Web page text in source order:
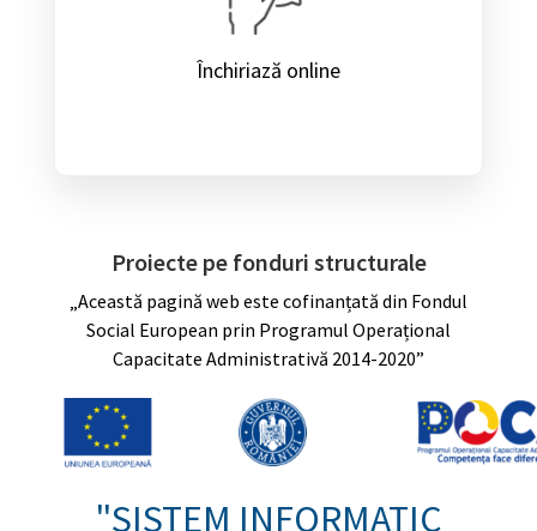
Închiriază online
Proiecte pe fonduri structurale
„Această pagină web este cofinanțată din Fondul
Social European prin Programul Operațional
Capacitate Administrativă 2014-2020”
"SISTEM INFORMATIC